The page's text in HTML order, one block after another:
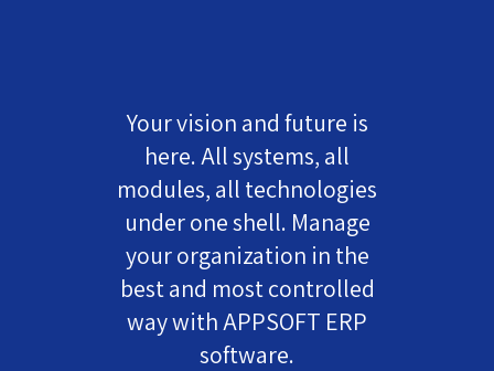
Your vision and future is
here. All systems, all
modules, all technologies
under one shell. Manage
your organization in the
best and most controlled
way with APPSOFT ERP
software.